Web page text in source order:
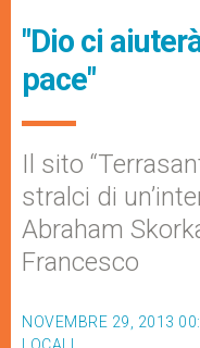
"Dio ci
pace"
Il sito
stralci di
Abraham
Francesco
NOVEMBRE 29, 2013